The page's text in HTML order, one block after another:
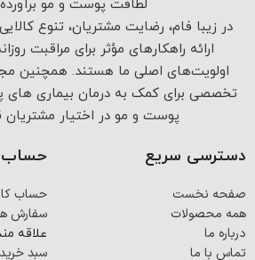
لطافت پوست و مو
در زیبا فام، رضایت مشتریان، تنوع
ارائه راهکارهای مؤثر برای مراقبت
اولویت‌های اصلی ما هستند. همچنین
تخصصی برای کمک به درمان بیماری های
پوست و مو در اختیار مشتریان
دسترسی سریع
صفحه نخست
همه محصولات
درباره ما
تماس با ما
حساب
حساب
سفارش
علاقه
سبد خرید